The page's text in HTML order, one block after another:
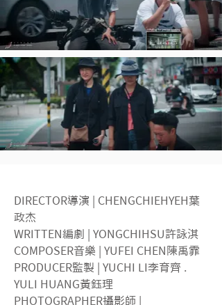
DIRECTOR導演 | CHENGCHIEHYEH葉
政杰
WRITTEN編劇 | YONGCHIHSU許詠淇
COMPOSER音樂 | YUFEI CHEN陳禹霏
PRODUCER監製 | YUCHI LI李育齊 .
YULI HUANG黃鈺理
PHOTOGRAPHER攝影師 |